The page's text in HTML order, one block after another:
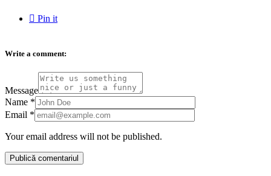
 Pin it
Write a comment:
Message
Name *
Email *
Your email address will not be published.